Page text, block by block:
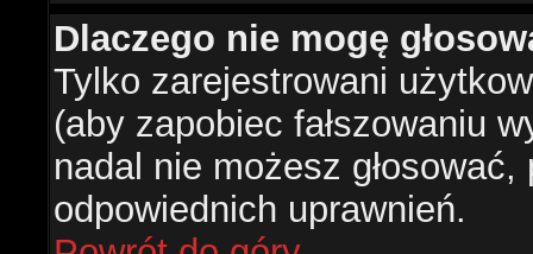
Dlaczego nie mogę
Tylko zarejestrowani
(aby zapobiec fałszowaniu
nadal nie możesz
odpowiednich uprawnień.